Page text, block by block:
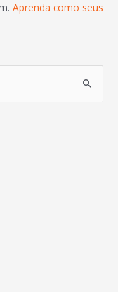
Aprenda como seus